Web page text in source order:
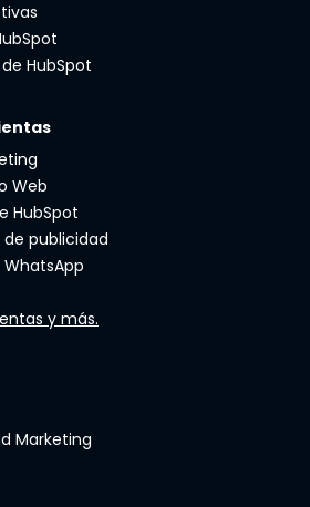
HubSpot
Web
HubSpot
de publicidad
y más.
Marketing